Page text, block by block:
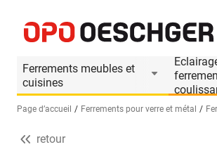
Ferrements meubles et
cuisines
Sélectionnez une langue (FR)
Page d’accueil Ferrements pour verre et métal
Informations produit
retour